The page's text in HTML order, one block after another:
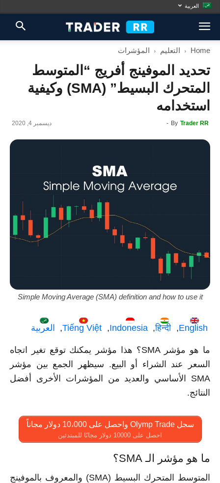
العربية
Home التعليم المؤشرات
تحديد الموفينج أفريج “المتوسط
المتحرك البسيط” (SMA) وكيفية
استخدامه
By Trader RR
- ديسمبر 4, 2020
Simple Moving Average (SMA) definition and how to use it
English
हिन्दी
Indonesia
Tiếng Việt العربية
ما هو مؤشر SMA؟ هذا مؤشر يمكنك توقع تغير اتجاه
السعر عند الشراء أو البيع. سيظهر الجمع بين مؤشر
SMA الأساسي والعديد من المؤشرات الأخرى أفضل
النتائج.
سجل Olymp Trade واحصل على 10،000 دولار مجاناً
احصل على 10000 دولار مجانًا للمبتدئين
ما هو مؤشر الـ SMA؟
المتوسط المتحرك البسيط (SMA) والمعروف بالموفينج